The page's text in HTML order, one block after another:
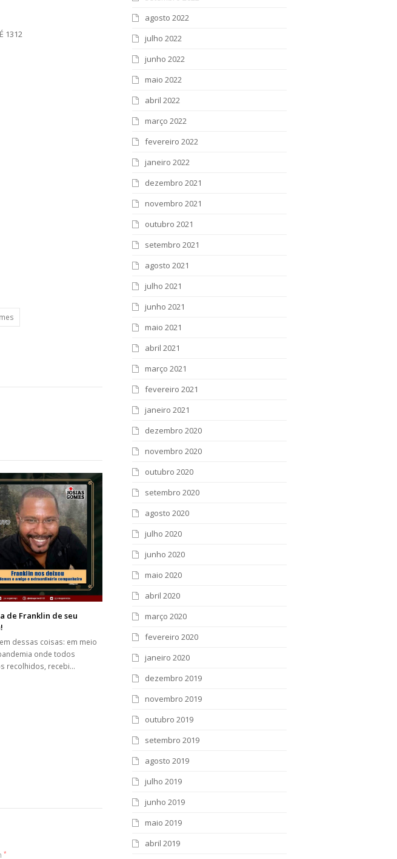
1312
de Franklin de seu
dessas coisas: em meio
onde todos
recolhidos, recebi…
*
agosto 2022
julho 2022
junho 2022
maio 2022
abril 2022
março 2022
fevereiro 2022
janeiro 2022
dezembro 2021
novembro 2021
outubro 2021
setembro 2021
agosto 2021
julho 2021
junho 2021
maio 2021
abril 2021
março 2021
fevereiro 2021
janeiro 2021
dezembro 2020
novembro 2020
outubro 2020
setembro 2020
agosto 2020
julho 2020
junho 2020
maio 2020
abril 2020
março 2020
fevereiro 2020
janeiro 2020
dezembro 2019
novembro 2019
outubro 2019
setembro 2019
agosto 2019
julho 2019
junho 2019
maio 2019
abril 2019